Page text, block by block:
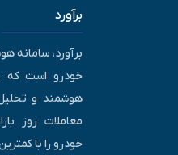
برآورد
برآورد، سامانه
خودرو است که
هوشمند و
معاملات روز
خودرو را با